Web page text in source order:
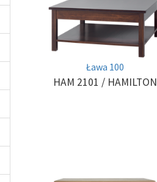
Ława 100
HAM 2101 / HAMILTON